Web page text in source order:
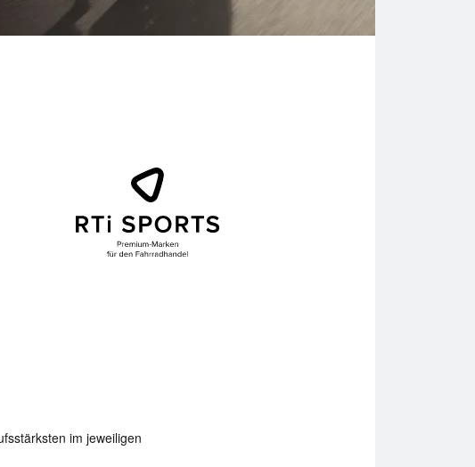
im jeweiligen